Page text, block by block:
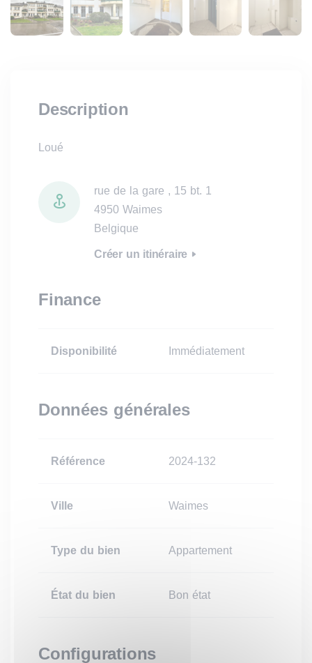
Description
Loué
rue de la gare , 15 bt. 1
4950 Waimes
Belgique
Créer un itinéraire
Finance
Disponibilité Immédiatement
Données générales
Référence 2024-132
Ville Waimes
Type du bien Appartement
État du bien Bon état
Configurations